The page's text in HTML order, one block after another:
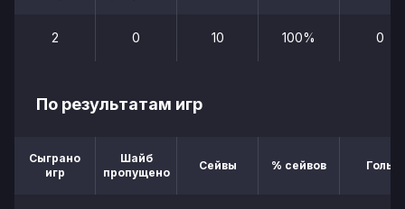
2 0 10 100% 0
По результатам игр
Сыграно
игр
Шайб
пропущено
Сейвы % сейвов Голы